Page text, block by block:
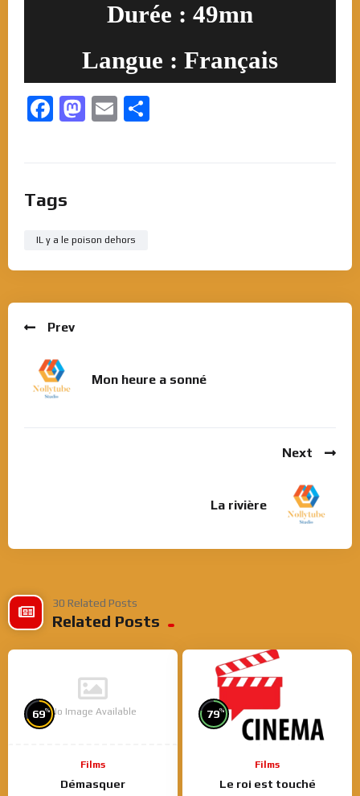
Durée : 49mn
Langue : Français
Facebook
Mastodon
Email
Tags
IL y a le poison dehors
Prev
Mon heure a sonné
Next
La rivière
30 Related Posts
Related Posts
No Image Available
69%
Films
Démasquer
79%
Films
Le roi est touché